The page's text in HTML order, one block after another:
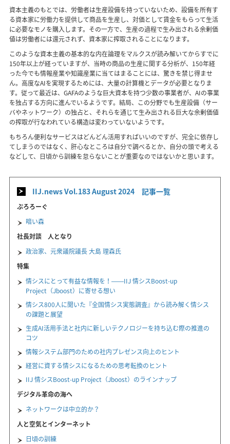
資本主義のもとでは、労働者は生産設備を持っていないため、設備を所有す
る資本家に労働力を提供して商品を生産し、対価として賃金をもらって生活
に必要なモノを購入します。その一方で、生産の過程で生み出される余剰価
値は労働者には還元されず、資本家に搾取されることになります。
このような資本主義の基本的な内在論理をマルクスが読み解いてからすでに
150年以上が経っていますが、当時の商品の生産に関する分析が、150年経
った今でも情報産業や知識産業に当てはまることには、驚きを禁じ得ませ
ん。高度なAIを実現するためには、大量の計算機とデータが必要となりま
す。従って最近は、GAFAのような巨大資本を持つ少数の事業者が、AIの事業
を独占する方向に進んでいるようです。結局、この分野でも生産設備（サー
バやネットワーク）の独占と、それらを通じて生み出される巨大な余剰価値
の搾取が行なわれている構造は変わっていないようです。
もちろん便利なサービスはどんどん活用すればいいのですが、完全に依存し
てしまうのではなく、肝心なところは自分で調べるとか、自分の頭で考える
などして、日頃から訓練を怠らないことが重要なのではないかと思います。
IIJ.news Vol.183 August 2024 記事一覧
ぷろろーぐ
暗い森
社長対談 人となり
政治家、元衆議院議長 大島 理森氏
特集
情シスにとって有益な情報を！――IIJ 情シスBoost-up
Project（Jboost）に寄せる想い
情シス800人に聞いた『全国情シス実態調査』から読み解く情シス
の課題と展望
生成AI活用手法と社内に新しいテクノロジーを持ち込む際の推進の
コツ
情報システム部門のための社内プレゼンス向上のヒント
経営に資する情シスになるための思考転換のヒント
IIJ 情シスBoost-up Project（Jboost）のラインナップ
デジタル革命の海へ
ネットワークは中立的か？
人と空気とインターネット
日頃の訓練